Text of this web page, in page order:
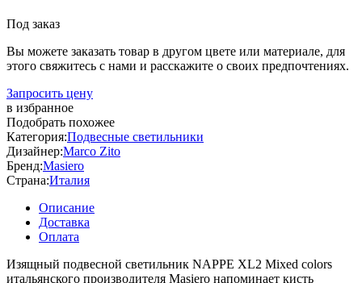
Под заказ
Вы можете заказать товар в другом цвете или материале, для
этого свяжитесь с нами и расскажите о своих предпочтениях.
Запросить цену
в избранное
Подобрать похожее
Категория:Подвесные светильники
Дизайнер:Marco Zito
Бренд:Masiero
Страна:Италия
Описание
Доставка
Оплата
Изящный подвесной светильник NAPPE XL2 Mixed colors
итальянского производителя Masiero напоминает кисть